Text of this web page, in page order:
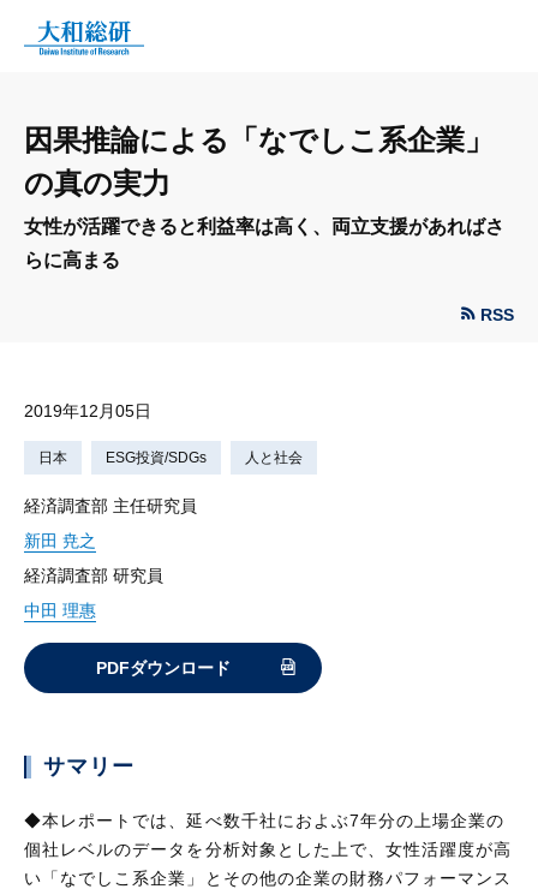
因果推論による「なでしこ系企業」
の真の実力
女性が活躍できると利益率は高く、両立支援があればさ
らに高まる
RSS
2019年12月05日
日本 ESG投資/SDGs 人と社会
経済調査部 主任研究員
新田 尭之
経済調査部 研究員
中田 理惠
PDFダウンロード
サマリー
◆本レポートでは、延べ数千社におよぶ7年分の上場企業の
個社レベルのデータを分析対象とした上で、女性活躍度が高
い「なでしこ系企業」とその他の企業の財務パフォーマンス